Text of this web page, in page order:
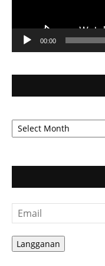
00:00
Arsip
Berita
Email
Langganan